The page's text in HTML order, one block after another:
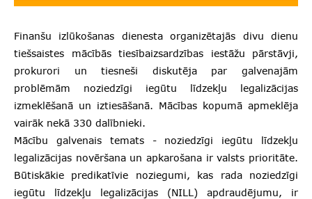
Finanšu izlūkošanas dienesta organizētajās divu dienu
tiešsaistes mācībās tiesībaizsardzības iestāžu pārstāvji,
prokurori un tiesneši diskutēja par galvenajām
problēmām noziedzīgi iegūtu līdzekļu legalizācijas
izmeklēšanā un iztiesāšanā. Mācības kopumā apmeklēja
vairāk nekā 330 dalībnieki.
Mācību galvenais temats - noziedzīgi iegūtu līdzekļu
legalizācijas novēršana un apkarošana ir valsts prioritāte.
Būtiskākie predikatīvie noziegumi, kas rada noziedzīgi
iegūtu līdzekļu legalizācijas (NILL) apdraudējumu, ir